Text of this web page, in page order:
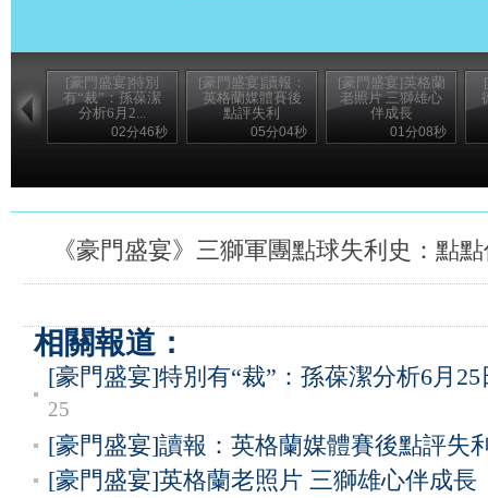
[豪門盛宴]特別
有“裁”：孫葆潔
分析6月2...
02分46秒
[豪門盛宴]讀報：
英格蘭媒體賽後
點評失利
05分04秒
[豪門盛宴]英格蘭
老照片 三獅雄心
伴成長
01分08秒
《豪門盛宴》三獅軍團點球失利史：點
相關報道：
[豪門盛宴]特別有“裁”：孫葆潔分析6月
25
[豪門盛宴]讀報：英格蘭媒體賽後點評失
[豪門盛宴]英格蘭老照片 三獅雄心伴成長